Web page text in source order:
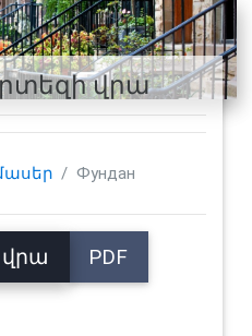
վրա
Фундан
PDF